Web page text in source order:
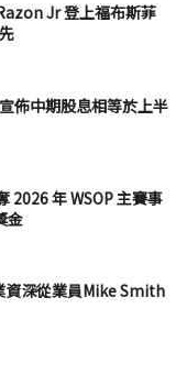
Jr 登上福布斯菲
佈中期股息相等於上半
2026 年 WSOP 主賽事
金
深從業員Mike Smith